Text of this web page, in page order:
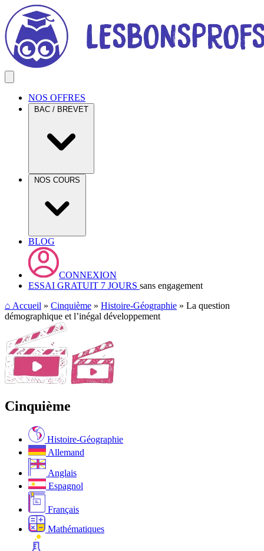
NOS OFFRES
BAC / BREVET
NOS COURS
BLOG
CONNEXION
ESSAI GRATUIT 7 JOURS sans engagement
⌂ Accueil » Cinquième » Histoire-Géographie » La question
démographique et l’inégal développement
Cinquième
Histoire-Géographie
Allemand
Anglais
Espagnol
Français
Mathématiques